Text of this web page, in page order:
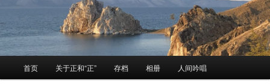
首页 关于正和“正” 存档 相册 人间吟唱